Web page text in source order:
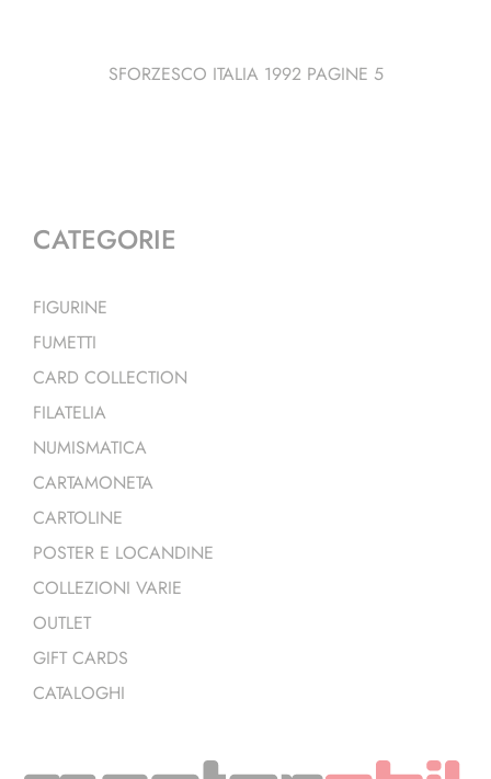
SFORZESCO ITALIA 1992 PAGINE 5
CATEGORIE
FIGURINE
FUMETTI
CARD COLLECTION
FILATELIA
NUMISMATICA
CARTAMONETA
CARTOLINE
POSTER E LOCANDINE
COLLEZIONI VARIE
OUTLET
GIFT CARDS
CATALOGHI